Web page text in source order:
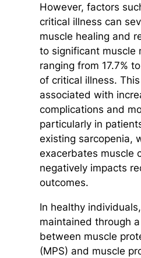
However, factors
critical illness can
muscle healing and
to significant muscle
ranging from 17.7%
of critical illness.
associated with
complications and
particularly in
existing sarcopenia,
exacerbates muscle
negatively impacts
outcomes.
In healthy
maintained through
between muscle
(MPS) and muscle